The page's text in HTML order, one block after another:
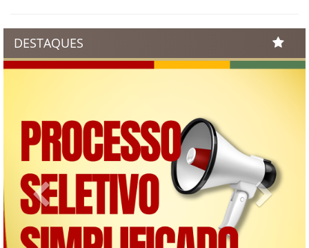
DESTAQUES
Previous Next